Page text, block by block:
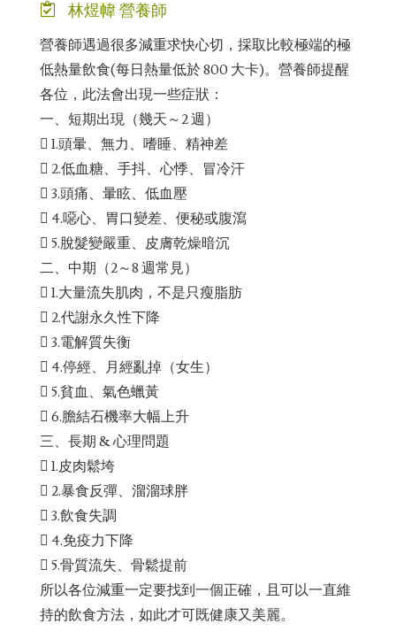
林煜幃 營養師
營養師遇過很多減重求快心切，採取比較極端的極
低熱量飲食(每日熱量低於 800 大卡)。營養師提醒
各位，此法會出現一些症狀：
一、短期出現（幾天～2 週）
 1.頭暈、無力、嗜睡、精神差
 2.低血糖、手抖、心悸、冒冷汗
 3.頭痛、暈眩、低血壓
 4.噁心、胃口變差、便秘或腹瀉
 5.脫髮變嚴重、皮膚乾燥暗沉
二、中期（2～8 週常見）
 1.大量流失肌肉，不是只瘦脂肪
 2.代謝永久性下降
 3.電解質失衡
 4.停經、月經亂掉（女生）
 5.貧血、氣色蠟黃
 6.膽結石機率大幅上升
三、長期 & 心理問題
 1.皮肉鬆垮
 2.暴食反彈、溜溜球胖
 3.飲食失調
 4.免疫力下降
 5.骨質流失、骨鬆提前
所以各位減重一定要找到一個正確，且可以一直維
持的飲食方法，如此才可既健康又美麗。